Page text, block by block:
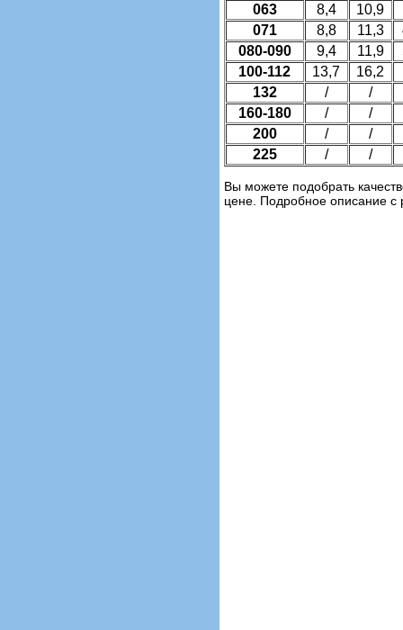
063
8,4
10,9
071
8,8 11,3
080-090
9,4 11,9
100-112
13,7
16,2
132
/
/
160-180
/
/
200
/
/
225
/ /
Вы можете подобрать
цене. Подробное описание с